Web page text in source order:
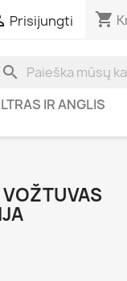
Prisijungti shopping_cart
search
IR ANGLIS